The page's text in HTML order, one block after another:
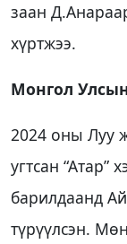
заан
хүртжээ.
Монгол
2024 оны Луу
угтсан
барилдаанд
түрүүлсэн.